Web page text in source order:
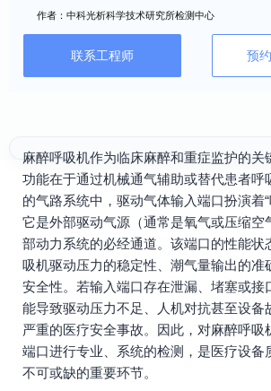
作者：中科光析科学技术研究所检测中心
联系工程师 预
麻醉呼吸机作为临床麻醉和重症监护的关
功能在于通过机械通气辅助或替代患者呼
的气路系统中，驱动气体输入端口扮演着“
它是外部驱动气源（通常是氧气或压缩空
部动力系统的必经通道。该端口的性能状
吸机驱动压力的稳定性、潮气量输出的准
安全性。若输入端口存在泄漏、堵塞或接
能导致驱动压力不足、人机对抗甚至设备
严重的医疗安全事故。因此，对麻醉呼吸
端口进行专业、系统的检测，是医疗设备
不可或缺的重要环节。